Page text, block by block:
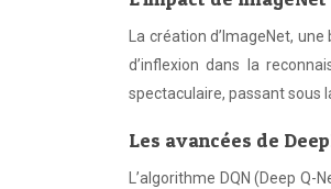
La création d’ImageNet,
d’inflexion dans la
spectaculaire, passant sous
Les avancées de
L’algorithme DQN (Deep